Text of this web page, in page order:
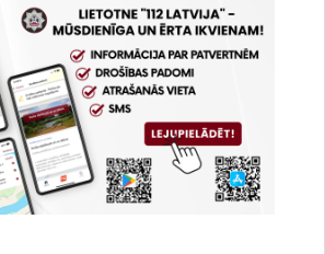
bija noderīga?
Sniegt atsauksmi